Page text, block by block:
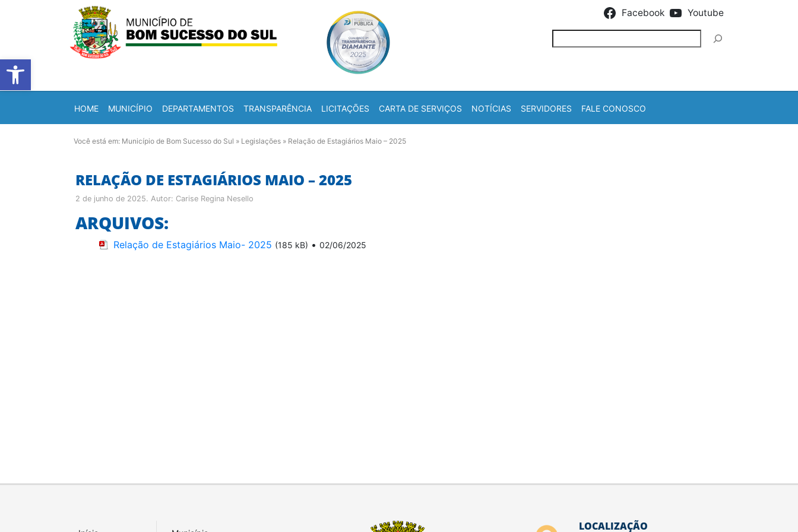
Barra de Ferramentas Aberta
Facebook Youtube
HOME MUNICÍPIO DEPARTAMENTOS TRANSPARÊNCIA LICITAÇÕES CARTA DE SERVIÇOS NOTÍCIAS SERVIDORES FALE CONOSCO
Você está em: Município de Bom Sucesso do Sul » Legislações » Relação de Estagiários Maio – 2025
RELAÇÃO DE ESTAGIÁRIOS MAIO – 2025
2 de junho de 2025. Autor: Carise Regina Nesello
ARQUIVOS:
Relação de Estagiários Maio- 2025 (185 kB) • 02/06/2025
LOCALIZAÇÃO